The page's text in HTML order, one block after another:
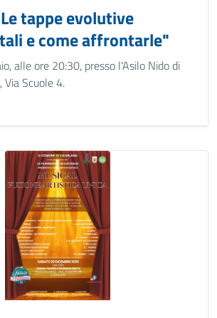
tappe evolutive
e come affrontarle"
alle ore 20:30, presso l'Asilo Nido di
Via Scuole 4.